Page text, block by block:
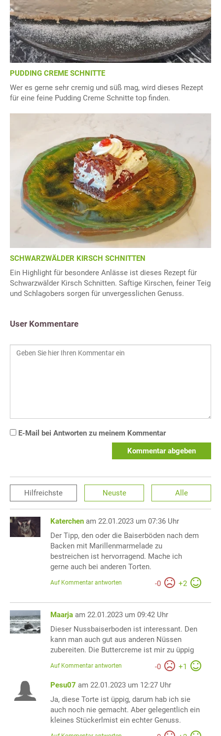
PUDDING CREME SCHNITTE
Wer es gerne sehr cremig und süß mag, wird dieses Rezept
für eine feine Pudding Creme Schnitte top finden.
SCHWARZWÄLDER KIRSCH SCHNITTEN
Ein Highlight für besondere Anlässe ist dieses Rezept für
Schwarzwälder Kirsch Schnitten. Saftige Kirschen, feiner Teig
und Schlagobers sorgen für unvergesslichen Genuss.
User Kommentare
E-Mail bei Antworten zu meinem Kommentar
Kommentar abgeben
Hilfreichste Neuste Alle
Katerchen am 22.01.2023 um 07:36 Uhr
Der Tipp, den oder die Baiserböden nach dem
Backen mit Marillenmarmelade zu
bestreichen ist hervorragend. Mache ich
gerne auch bei anderen Torten.
-0 +2
Auf Kommentar antworten
Maarja am 22.01.2023 um 09:42 Uhr
Dieser Nussbaiserboden ist interessant. Den
kann man auch gut aus anderen Nüssen
zubereiten. Die Buttercreme ist mir zu üppig
-0 +1
Auf Kommentar antworten
Pesu07 am 22.01.2023 um 12:27 Uhr
Ja, diese Torte ist üppig, darum hab ich sie
auch noch nie gemacht. Aber gelegentlich ein
kleines Stückerlmist ein echter Genuss.